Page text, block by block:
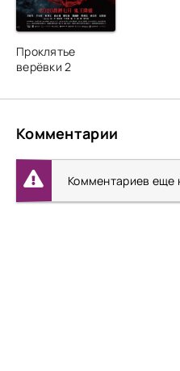
Проклятье
верёвки 2
Комментарии
Комментариев еще